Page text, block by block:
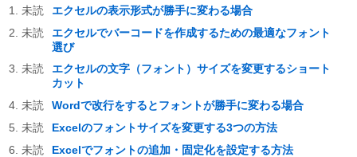
エクセルの表示形式が勝手に変わる場合
エクセルでバーコードを作成するための最適なフォント
選び
エクセルの文字（フォント）サイズを変更するショート
カット
Wordで改行をするとフォントが勝手に変わる場合
Excelのフォントサイズを変更する3つの方法
Excelでフォントの追加・固定化を設定する方法